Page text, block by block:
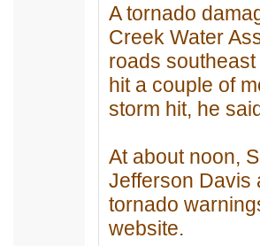
A tornado
Creek Water
roads
hit a couple of
storm hit, he
At about noon,
Jefferson Davis
tornado
website.